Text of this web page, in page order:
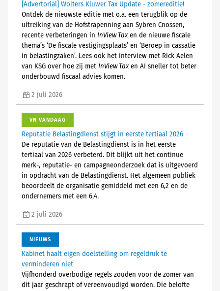
[Advertorial] Wolters Kluwer Tax Update - zomereditie!
Ontdek de nieuwste editie met o.a. een terugblik op de
uitreiking van de Hofstrapenning aan Sybren Cnossen,
recente verbeteringen in InView Taxen de nieuwe fiscale
thema’s ‘De fiscale vestigingsplaats’ en ‘Beroep in cassatie
in belastingzaken’. Lees ook het interview met Rick Aelen
van KSG over hoe zij met InView Taxen AI sneller tot beter
onderbouwd fiscaal advies komen.
2 juli 2026
VN VANDAAG
Reputatie Belastingdienst stijgt in eerste tertiaal 2026
De reputatie van de Belastingdienst is in het eerste
tertiaal van 2026 verbeterd. Dit blijkt uit het continue
merk-, reputatie- en campagneonderzoek dat is uitgevoerd
in opdracht van de Belastingdienst. Het algemeen publiek
beoordeelt de organisatie gemiddeld met een 6,2 en de
ondernemers met een 6,4.
2 juli 2026
NIEUWS
Kabinet haalt eigen doelstelling om regeldruk te
verminderen niet
Vijfhonderd overbodige regels zouden voor de zomer van
dit jaar geschrapt of vereenvoudigd worden. Die belofte